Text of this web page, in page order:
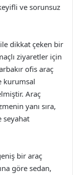
ve sorunsuz
dikkat çeken bir
ziyaretler için
ofis araç
kurumsal
Araç
yanı sıra,
seyahat
bir araç
göre sedan,